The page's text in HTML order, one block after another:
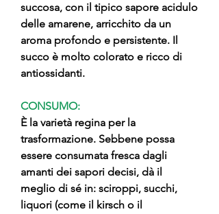
succosa, con il tipico sapore acidulo
delle amarene, arricchito da un
aroma profondo e persistente. Il
succo è molto colorato e ricco di
antiossidanti.
CONSUMO:
È la varietà regina per la
trasformazione. Sebbene possa
essere consumata fresca dagli
amanti dei sapori decisi, dà il
meglio di sé in: sciroppi, succhi,
liquori (come il kirsch o il